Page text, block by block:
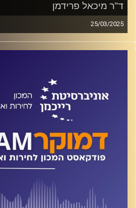
ד"ר מיכאל פרידמן
25/03/2025
פודקאסט המכון לחירות ואחריות
בטרור? על כל אלה ועוד ישוחח ד"ר
פרידמן
המכון לחירות ואחריות